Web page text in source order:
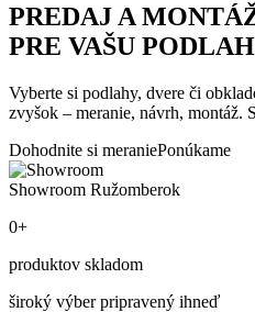
PREDAJ A
PRE VAŠU
Vyberte si podlahy, dvere či
zvyšok – meranie, návrh, montáž.
Dohodnite si meraniePonúkame
Showroom Ružomberok
0+
produktov skladom
široký výber pripravený ihneď